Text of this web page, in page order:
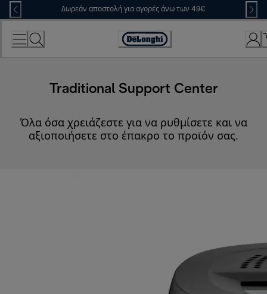
Skip
to
Content
Δωρεάν αποστολή για αγορές άνω των 49€
Accessibility
Traditional Support Center
Όλα όσα χρειάζεστε για να ρυθμίσετε και να
αξιοποιήσετε στο έπακρο το προϊόν σας.